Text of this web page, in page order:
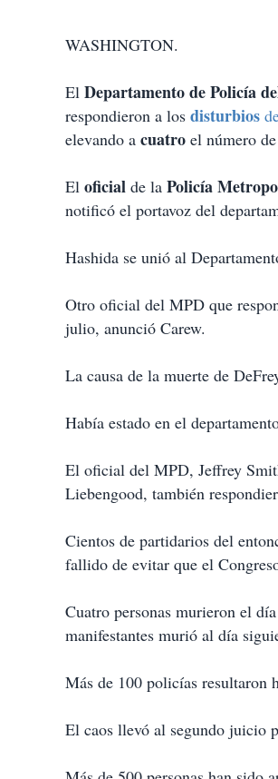
WASHINGTON.
El Departamento de Policía
respondieron a los disturbios
elevando a cuatro el número de
El oficial de la Policía
notificó el portavoz del
Hashida se unió al
Otro oficial del MPD que
julio, anunció Carew.
La causa de la muerte de
Había estado en el
El oficial del MPD, Jeffrey
Liebengood, también
Cientos de partidarios del
fallido de evitar que el
Cuatro personas murieron el
manifestantes murió al día
Más de 100 policías resultaron
El caos llevó al segundo juicio